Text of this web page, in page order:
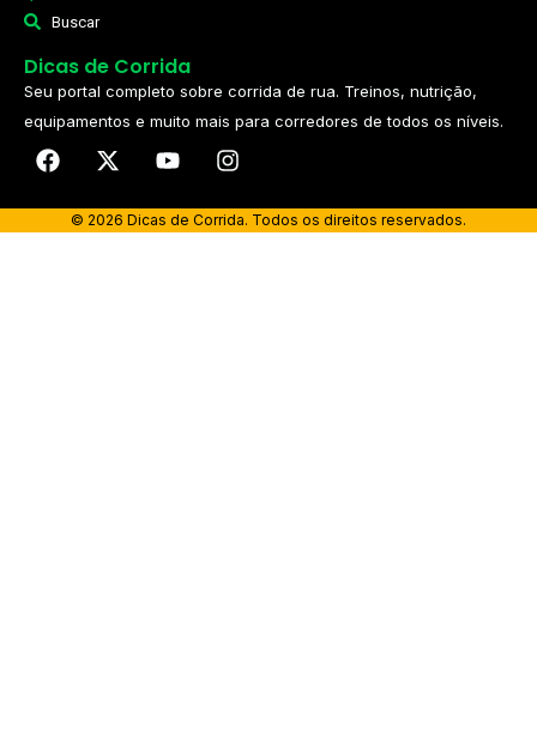
Buscar
Dicas de Corrida
Seu portal completo sobre corrida de rua. Treinos, nutrição,
equipamentos e muito mais para corredores de todos os níveis.​
© 2026 Dicas de Corrida. Todos os direitos reservados.